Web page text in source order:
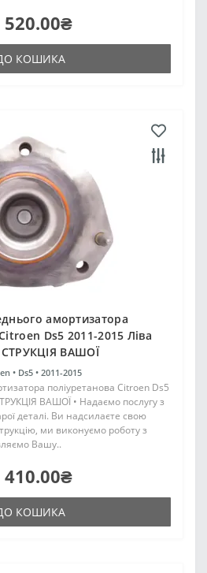
520.00₴
КОШИКА
амортизатора
Ds5 2011-2015 Ліва
ВАШОЇ
• Ds5 • 2011-2015
поліуретанова Citroen Ds5
ВАШОЇ • Надаємо послугу з
деталі. Ви надсилаєте свою
ми виконуємо роботу з
Вашу..
410.00₴
КОШИКА